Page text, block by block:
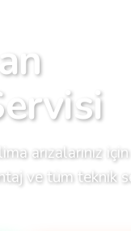
arızalarınız
ve tüm teknik